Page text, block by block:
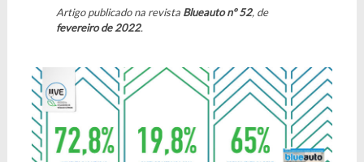
Artigo publicado na revista Blueauto nº 52, de
fevereiro de 2022.